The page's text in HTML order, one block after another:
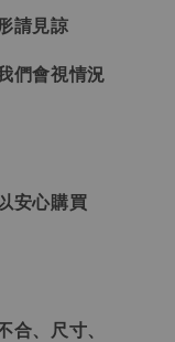
請見諒
們會視情況
安心購買
合、尺寸、